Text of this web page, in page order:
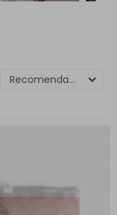
Recomendados